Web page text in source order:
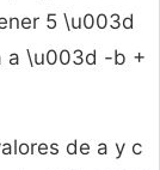
5 \u003d
a \u003d -b +
de a y c